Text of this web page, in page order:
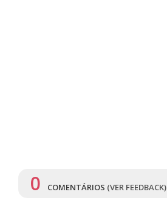
0 COMENTÁRIOS (VER FEEDBACK)